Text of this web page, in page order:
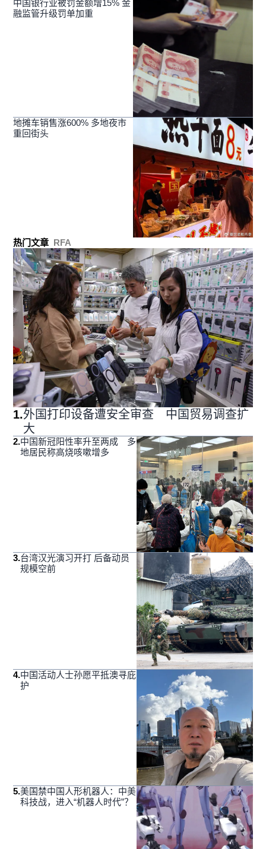
中国银行业被罚金额增15% 金
融监管升级罚单加重
地摊车销售涨600% 多地夜市
重回街头
热门文章 RFA
1.外国打印设备遭安全审查 中国贸易调查扩
大
2.中国新冠阳性率升至两成 多
地居民称高烧咳嗽增多
3.台湾汉光演习开打 后备动员
规模空前
4.中国活动人士孙愿平抵澳寻庇
护
5.美国禁中国人形机器人：中美
科技战，进入“机器人时代”？